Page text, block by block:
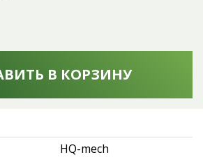
В КОРЗИНУ
HQ-mech